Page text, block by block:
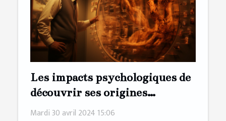
Les impacts psychologiques de
découvrir ses origines
génétiques
Mardi 30 avril 2024 15:06